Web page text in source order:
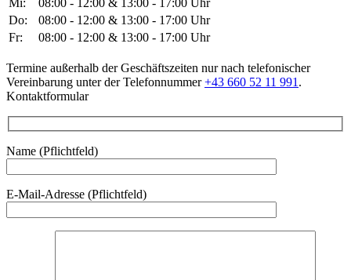
Mi:
08:00 - 12:00 & 13:00 - 17:00 Uhr
Do:
08:00 - 12:00 & 13:00 - 17:00 Uhr
Fr:
08:00 - 12:00 & 13:00 - 17:00 Uhr
Termine außerhalb der Geschäftszeiten nur nach telefonischer
Vereinbarung unter der Telefonnummer+43 660 52 11 991 .
Kontaktformular
Name (Pflichtfeld)
E-Mail-Adresse (Pflichtfeld)